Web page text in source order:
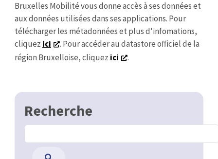
Bruxelles Mobilité vous donne accès à ses données et
aux données utilisées dans ses applications. Pour
télécharger les métadonnées et plus d'infomations,
cliquez ici
. Pour accéder au datastore officiel de la
région Bruxelloise, cliquez ici .
Recherche